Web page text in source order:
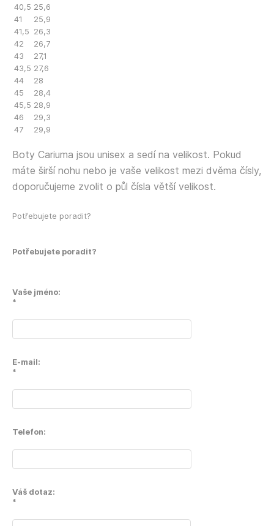
40,5 25,6
41
25,9
41,5 26,3
42
26,7
43
27,1
43,5 27,6
44
28
45
28,4
45,5 28,9
46
29,3
47
29,9
Boty Cariuma jsou unisex a sedí na velikost. Pokud
máte širší nohu nebo je vaše velikost mezi dvěma čísly,
doporučujeme zvolit o půl čísla větší velikost.
Potřebujete poradit?
Potřebujete poradit?
Vaše jméno:
*
E-mail:
*
Telefon:
Váš dotaz:
*